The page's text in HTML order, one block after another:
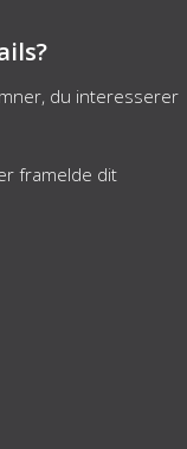
du interesserer
framelde dit